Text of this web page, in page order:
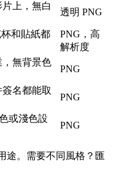
上，無白
透明 PNG
和貼紙都
PNG，高
解析度
無背景色
PNG
名都能取
PNG
或淺色設
PNG
途。需要不同風格？匯